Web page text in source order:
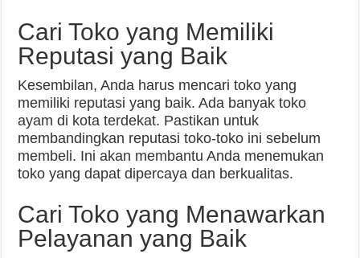
Cari Toko yang Memiliki
Reputasi yang Baik
Kesembilan, Anda harus mencari toko yang
memiliki reputasi yang baik. Ada banyak toko
ayam di kota terdekat. Pastikan untuk
membandingkan reputasi toko-toko ini sebelum
membeli. Ini akan membantu Anda menemukan
toko yang dapat dipercaya dan berkualitas.
Cari Toko yang Menawarkan
Pelayanan yang Baik